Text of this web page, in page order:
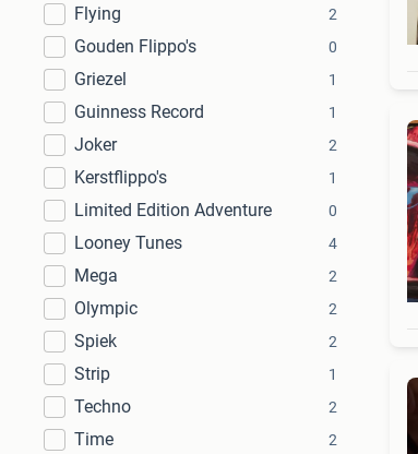
Flying 2
Gouden Flippo's 0
Griezel 1
Guinness Record 1
Joker 2
Kerstflippo's 1
Limited Edition Adventure 0
Looney Tunes 4
Mega 2
Olympic 2
Spiek 2
Strip 1
Techno 2
Time 2